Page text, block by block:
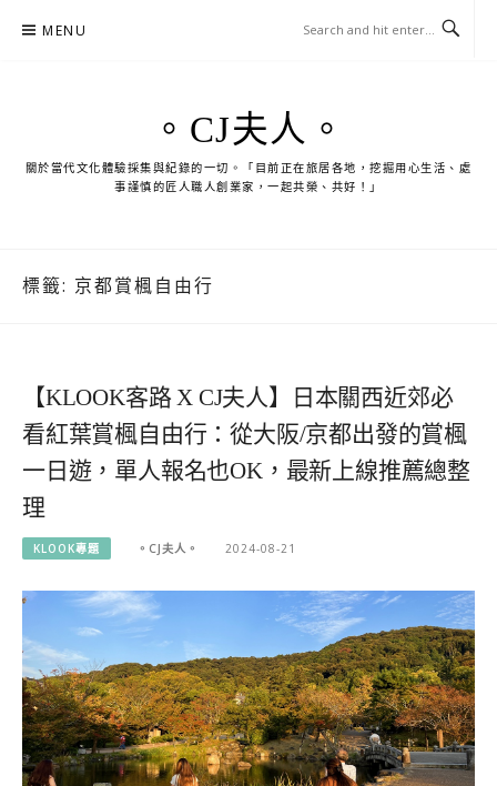
MENU
。CJ夫人。
關於當代文化體驗採集與紀錄的一切。「目前正在旅居各地，挖掘用心生活、處
事謹慎的匠人職人創業家，一起共榮、共好！」
標籤: 京都賞楓自由行
【KLOOK客路 X CJ夫人】日本關西近郊必
看紅葉賞楓自由行：從大阪/京都出發的賞楓
一日遊，單人報名也OK，最新上線推薦總整
理
KLOOK專題 。CJ夫人。 2024-08-21